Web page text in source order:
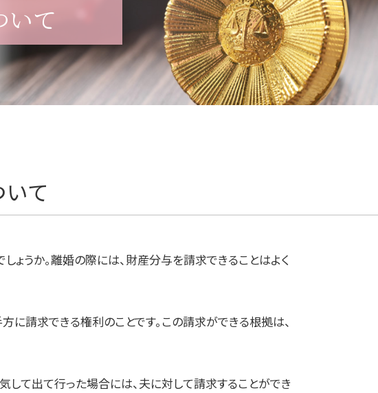
いて
て
ょうか。離婚の際には、財産分与を請求できることはよく
に請求できる権利のことです。この請求ができる根拠は、
て出て行った場合には、夫に対して請求することができ